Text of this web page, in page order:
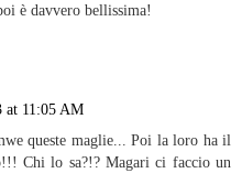
è davvero bellissima!
at 11:05 AM
queste maglie... Poi la loro ha il
Chi lo sa?!? Magari ci faccio un